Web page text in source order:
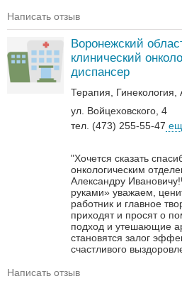
Написать отзыв
Воронежский
клинический
диспансер
Терапия Гинекология
ул. Войцеховского, 4
тел. (473) 255-55-47
"Хочется сказать
онкологическим
Александру
руками» уважаем,
работник и главное
приходят и просят о
подход и утешающие
становятся залог
счастливого
Написать отзыв